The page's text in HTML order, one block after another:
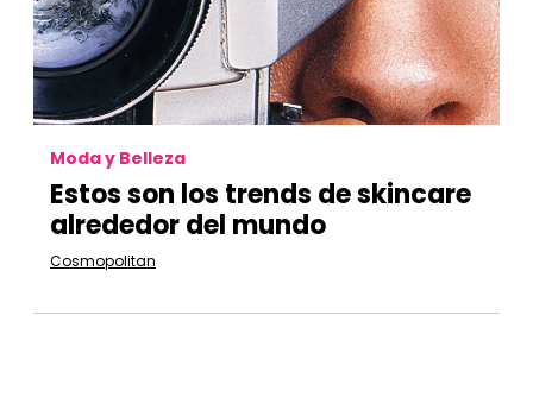
Moda y Belleza
Estos son los trends de skincare
alrededor del mundo
Cosmopolitan